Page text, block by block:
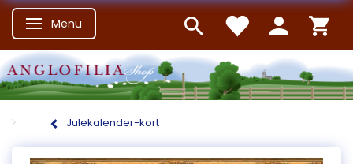
Skifte navigation
Menu
Julekalender-kort